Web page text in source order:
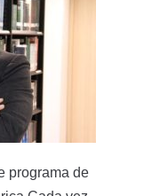
programa de